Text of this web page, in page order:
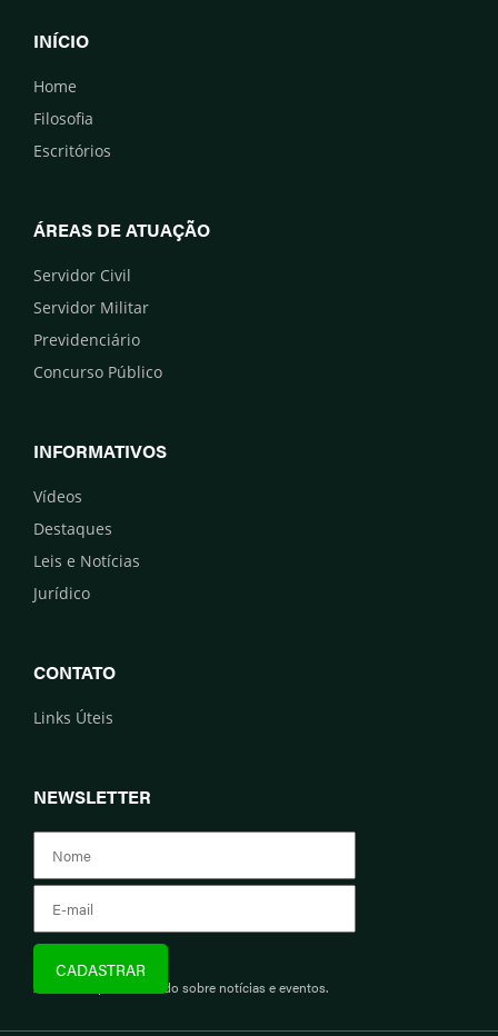
INÍCIO
Home
Filosofia
Escritórios
ÁREAS DE ATUAÇÃO
Servidor Civil
Servidor Militar
Previdenciário
Concurso Público
INFORMATIVOS
Vídeos
Destaques
Leis e Notícias
Jurídico
CONTATO
Links Úteis
NEWSLETTER
Assine e fique informado sobre notícias e eventos.